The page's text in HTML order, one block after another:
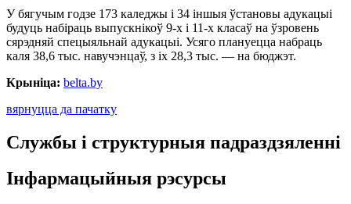
У бягучым годзе 173 каледжы і 34 іншыя ўстановы адукацыі
будуць набіраць выпускнікоў 9-х і 11-х класаў на ўзровень
сярэдняй спецыяльнай адукацыі. Усяго плануецца набраць
каля 38,6 тыс. навучэнцаў, з іх 28,3 тыс. — на бюджэт.
Крыніца: belta.by
вярнуцца да пачатку
Службы і структурныя падраздзяленні
Інфармацыйныя рэсурсы